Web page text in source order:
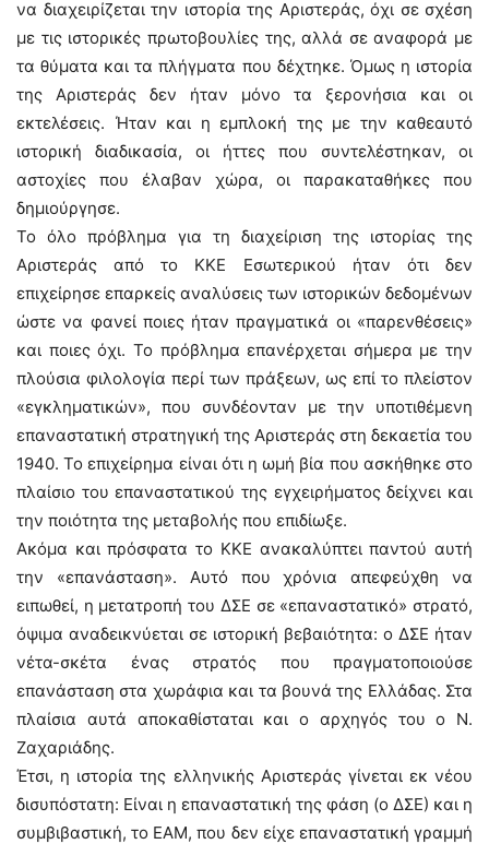
να διαχειρίζεται την ιστορία της Αριστεράς, όχι σε σχέση
με τις ιστορικές πρωτοβουλίες της, αλλά σε αναφορά με
τα θύματα και τα πλήγματα που δέχτηκε. Όμως η ιστορία
της Αριστεράς δεν ήταν μόνο τα ξερονήσια και οι
εκτελέσεις. Ήταν και η εμπλοκή της με την καθεαυτό
ιστορική διαδικασία, οι ήττες που συντελέστηκαν, οι
αστοχίες που έλαβαν χώρα, οι παρακαταθήκες που
δημιούργησε.
Το όλο πρόβλημα για τη διαχείριση της ιστορίας της
Αριστεράς από το ΚΚΕ Εσωτερικού ήταν ότι δεν
επιχείρησε επαρκείς αναλύσεις των ιστορικών δεδομένων
ώστε να φανεί ποιες ήταν πραγματικά οι «παρενθέσεις»
και ποιες όχι. Το πρόβλημα επανέρχεται σήμερα με την
πλούσια φιλολογία περί των πράξεων, ως επί το πλείστον
«εγκληματικών», που συνδέονταν με την υποτιθέμενη
επαναστατική στρατηγική της Αριστεράς στη δεκαετία του
1940. Το επιχείρημα είναι ότι η ωμή βία που ασκήθηκε στο
πλαίσιο του επαναστατικού της εγχειρήματος δείχνει και
την ποιότητα της μεταβολής που επιδίωξε.
Ακόμα και πρόσφατα το ΚΚΕ ανακαλύπτει παντού αυτή
την «επανάσταση». Αυτό που χρόνια απεφεύχθη να
ειπωθεί, η μετατροπή του ΔΣΕ σε «επαναστατικό» στρατό,
όψιμα αναδεικνύεται σε ιστορική βεβαιότητα: ο ΔΣΕ ήταν
νέτα-σκέτα ένας στρατός που πραγματοποιούσε
επανάσταση στα χωράφια και τα βουνά της Ελλάδας. Στα
πλαίσια αυτά αποκαθίσταται και ο αρχηγός του ο Ν.
Ζαχαριάδης.
Έτσι, η ιστορία της ελληνικής Αριστεράς γίνεται εκ νέου
δισυπόστατη: Είναι η επαναστατική της φάση (ο ΔΣΕ) και η
συμβιβαστική, το ΕΑΜ, που δεν είχε επαναστατική γραμμή